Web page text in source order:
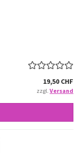
19,50 CHF
zzgl. Versand